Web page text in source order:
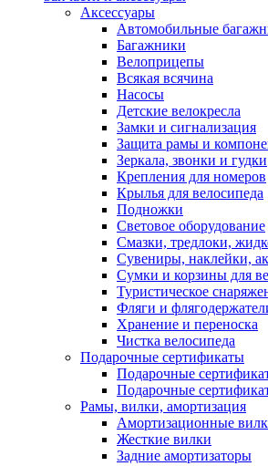
Аксессуары
Автомобильные
Багажники
Велоприцепы
Всякая всячина
Насосы
Детские велокресла
Замки и сигнализация
Защита рамы и
Зеркала, звонки и гудки
Крепления для номеров
Крылья для велосипеда
Подножки
Световое оборудование
Смазки, тредлоки,
Сувениры, наклейки,
Сумки и корзины для
Туристическое
Фляги и
Хранение и переноска
Чистка велосипеда
Подарочные сертификаты
Подарочные
Подарочные
Рамы, вилки, амортизация
Амортизационные
Жесткие вилки
Задние амортизаторы